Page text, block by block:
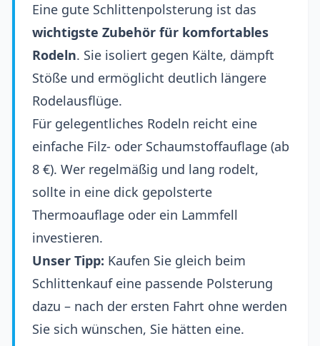
Eine gute Schlittenpolsterung ist das
wichtigste Zubehör für komfortables
Rodeln. Sie isoliert gegen Kälte, dämpft
Stöße und ermöglicht deutlich längere
Rodelausflüge.
Für gelegentliches Rodeln reicht eine
einfache Filz- oder Schaumstoffauflage (ab
8 €). Wer regelmäßig und lang rodelt,
sollte in eine dick gepolsterte
Thermoauflage oder ein Lammfell
investieren.
Unser Tipp: Kaufen Sie gleich beim
Schlittenkauf eine passende Polsterung
dazu – nach der ersten Fahrt ohne werden
Sie sich wünschen, Sie hätten eine.